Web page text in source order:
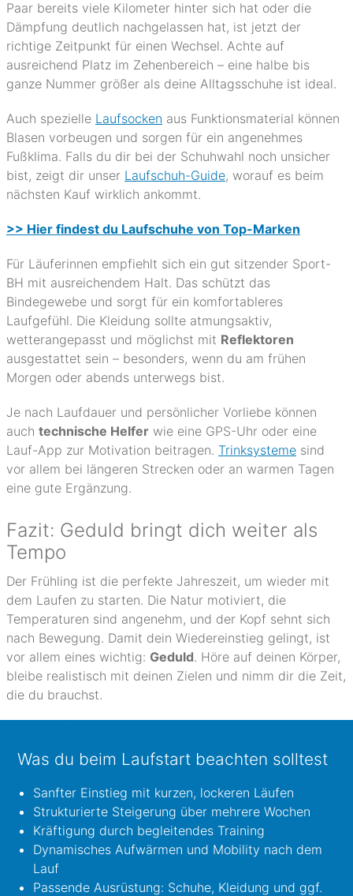
Paar bereits viele Kilometer hinter sich hat oder die
Dämpfung deutlich nachgelassen hat, ist jetzt der
richtige Zeitpunkt für einen Wechsel. Achte auf
ausreichend Platz im Zehenbereich – eine halbe bis
ganze Nummer größer als deine Alltagsschuhe ist ideal.
Auch spezielle Laufsocken aus Funktionsmaterial können
Blasen vorbeugen und sorgen für ein angenehmes
Fußklima. Falls du dir bei der Schuhwahl noch unsicher
bist, zeigt dir unser Laufschuh-Guide, worauf es beim
nächsten Kauf wirklich ankommt.
>> Hier findest du Laufschuhe von Top-Marken
Für Läuferinnen empfiehlt sich ein gut sitzender Sport-
BH mit ausreichendem Halt. Das schützt das
Bindegewebe und sorgt für ein komfortableres
Laufgefühl. Die Kleidung sollte atmungsaktiv,
wetterangepasst und möglichst mit Reflektoren
ausgestattet sein – besonders, wenn du am frühen
Morgen oder abends unterwegs bist.
Je nach Laufdauer und persönlicher Vorliebe können
auch technische Helfer wie eine GPS-Uhr oder eine
Lauf-App zur Motivation beitragen. Trinksysteme sind
vor allem bei längeren Strecken oder an warmen Tagen
eine gute Ergänzung.
Fazit: Geduld bringt dich weiter als
Tempo
Der Frühling ist die perfekte Jahreszeit, um wieder mit
dem Laufen zu starten. Die Natur motiviert, die
Temperaturen sind angenehm, und der Kopf sehnt sich
nach Bewegung. Damit dein Wiedereinstieg gelingt, ist
vor allem eines wichtig: Geduld. Höre auf deinen Körper,
bleibe realistisch mit deinen Zielen und nimm dir die Zeit,
die du brauchst.
Was du beim Laufstart beachten solltest
Sanfter Einstieg mit kurzen, lockeren Läufen
Strukturierte Steigerung über mehrere Wochen
Kräftigung durch begleitendes Training
Dynamisches Aufwärmen und Mobility nach dem
Lauf
Passende Ausrüstung: Schuhe, Kleidung und ggf.